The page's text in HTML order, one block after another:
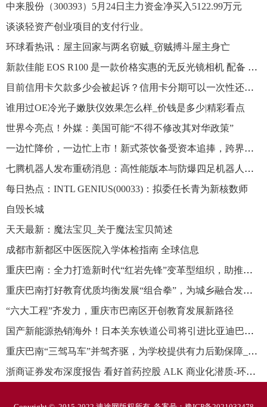
中来股份（300393）5月24日主力资金净买入5122.99万元
谈谈轻资产创业项目的支付行业。
环球看热讯：屋主回家与两名窃贼_窃贼搏斗屋主身亡
新款佳能 EOS R100 是一款价格实惠的无反光镜相机 配备 24MP 传感器-焦点资讯
目前信用卡欠款多少会被起诉？信用卡分期可以一次性还款吗？
谁用过OE冷光子嫩肤仪效果怎么样_价钱是多少|精彩看点
世界今亮点！外媒：美国可能“不得不修改其对华政策”
一边忙降价，一边忙上市！新式茶饮备受资本追捧，跨界玩法层出不穷_微动态
七腾机器人发布重磅消息：高性能版本与防爆四足机器人共同亮相石油石化技术装备展 环球微动态
每日热点：INTL GENIUS(00033)：拟委任长青为新核数师
自毁长城
天天最新：魔法宝贝_关于魔法宝贝简述
成都市新都区中医医院入学体检指南 全球信息
重庆巴南：全力打造新时代“红岩先锋”变革型组织，助推区域教育高质量发展
重庆巴南打好教育优质均衡发展“组合拳”，为城乡融合发电赋能-环球新要闻
“六大工程”齐发力，重庆市巴南区开创教育发展新路径
国产新能源热销海外！日本关东铁道公司将引进比亚迪巴士|天天速看
重庆巴南“三驾马车”并驾齐驱，为学校提供有力后勤保障_观点
浙商证券发布深度报告 看好首药控股 ALK 商业化潜质-环球速看料